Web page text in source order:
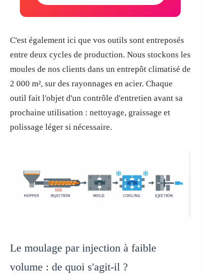
C'est également ici que vos outils sont entreposés
entre deux cycles de production. Nous stockons les
moules de nos clients dans un entrepôt climatisé de
2 000 m², sur des rayonnages en acier. Chaque
outil fait l'objet d'un contrôle d'entretien avant sa
prochaine utilisation : nettoyage, graissage et
polissage léger si nécessaire.
Le moulage par injection à faible
volume : de quoi s'agit-il ?